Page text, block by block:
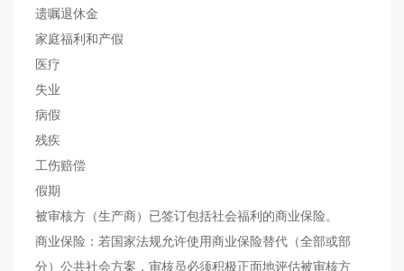
遗嘱退休金
家庭福利和产假
医疗
失业
病假
残疾
工伤赔偿
假期
被审核方（生产商）已签订包括社会福利的商业保险。
商业保险：若国家法规允许使用商业保险替代（全部或部
分）公共社会方案，审核员必须积极正面地评估被审核方